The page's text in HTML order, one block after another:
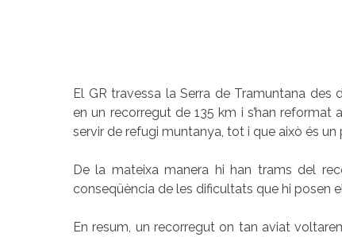
El GR travessa la Serra de Tramuntana des
en un recorregut de 135 km i s’han
servir de refugi muntanya, tot i que això és
De la mateixa manera hi han trams del
conseqüència de les dificultats que hi posen
En resum, un recorregut on tan aviat